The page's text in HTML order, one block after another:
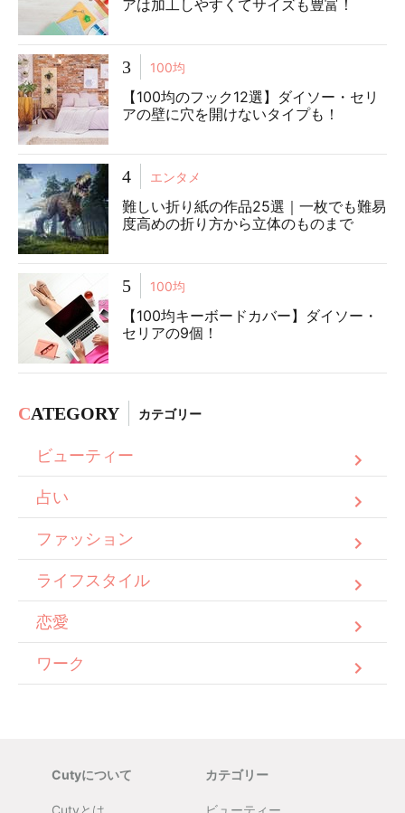
アは加工しやすくてサイズも豊富！
3 100均
【100均のフック12選】ダイソー・セリ
アの壁に穴を開けないタイプも！
4 エンタメ
難しい折り紙の作品25選｜一枚でも難易
度高めの折り方から立体のものまで
5 100均
【100均キーボードカバー】ダイソー・
セリアの9個！
CATEGORY カテゴリー
ビューティー
占い
ファッション
ライフスタイル
恋愛
ワーク
Cutyについて カテゴリー